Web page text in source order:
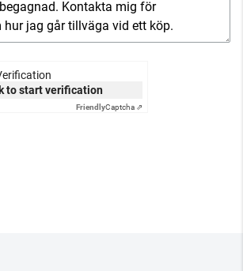
to start verification
FriendlyCaptcha ⇗